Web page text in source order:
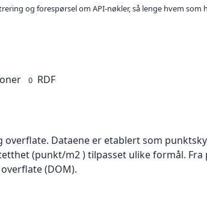
og forespørsel om API-nøkler, så lenge hvem
0 RDF
Dataene er etablert som
(punkt/m2 ) tilpasset ulike formål.
(DOM).